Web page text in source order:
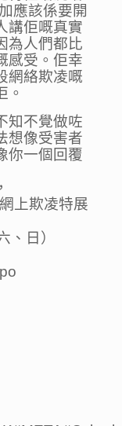
應該係要開
講佢嘅真實
為人們都比
感受。佢幸
網絡欺凌嘅
。
知不覺做咗
想像受害者
你一個回覆
上欺凌特展
、日）